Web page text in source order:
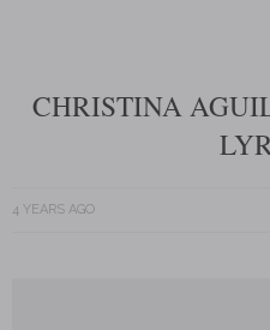
CHRISTINA
4 YEARS AGO